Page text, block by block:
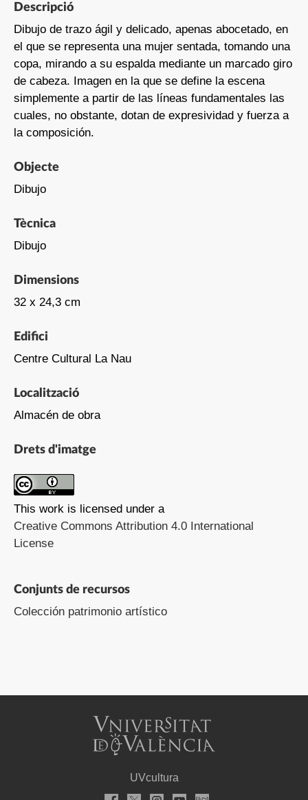
Descripció
Dibujo de trazo ágil y delicado, apenas abocetado, en
el que se representa una mujer sentada, tomando una
copa, mirando a su espalda mediante un marcado giro
de cabeza. Imagen en la que se define la escena
simplemente a partir de las líneas fundamentales las
cuales, no obstante, dotan de expresividad y fuerza a
la composición.
Objecte
Dibujo
Tècnica
Dibujo
Dimensions
32 x 24,3 cm
Edifici
Centre Cultural La Nau
Localització
Almacén de obra
Drets d'imatge
This work is licensed under a
Creative Commons Attribution 4.0 International
License
Conjunts de recursos
Colección patrimonio artístico
UVcultura